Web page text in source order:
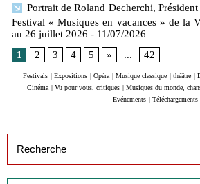
Portrait de Roland Decherchi,
Festival « Musiques en vacances » de
au 26 juillet 2026 - 11/07/2026
1
2 3 4 5 » ... 42
Festivals | Expositions | Opéra | Musique classique | théâtre |
Cinéma | Vu pour vous, critiques | Musiques du monde,
Evénements | Téléchargements